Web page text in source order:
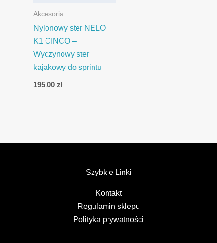
Akcesoria
Nylonowy ster NELO
K1 CINCO –
Wyczynowy ster
kajakowy do sprintu
195,00zł
Szybkie Linki
Kontakt
Regulamin sklepu
Polityka prywatności